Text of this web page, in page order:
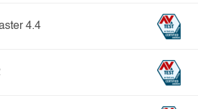
4.4